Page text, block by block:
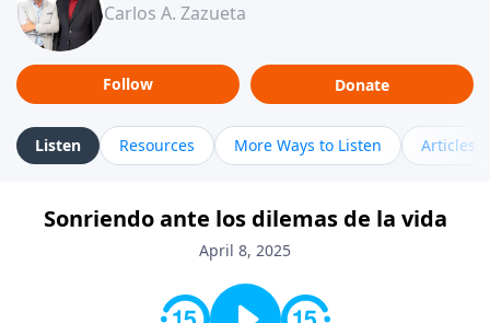
Carlos A. Zazueta
Follow Donate
Listen Resources More Ways to Listen Articles
Sonriendo ante los dilemas de la vida
April 8, 2025